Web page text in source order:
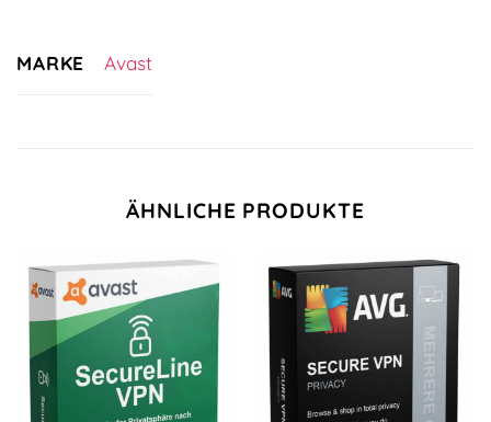
MARKE Avast
ÄHNLICHE PRODUKTE